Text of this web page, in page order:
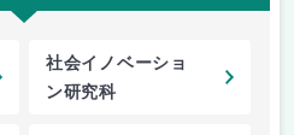
社会イノベーショ
ン研究科